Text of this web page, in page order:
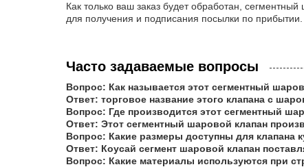
Как только ваш заказ будет обработан,
для получения и подписания посылки по прибытии.
Часто задаваемые вопросы
Вопрос: Как называется этот сегментный
Ответ: торговое название этого клапана с
Вопрос: Где производится этот сегментный
Ответ: Этот сегментный шаровой клапан
Вопрос: Какие размеры доступны для клапана
Ответ: Коусай сегмент шаровой клапан
Вопрос: Какие материалы используются при